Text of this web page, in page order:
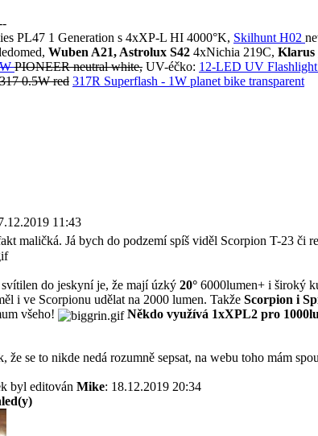
PL47 1 Generation s 4xXP-L HI 4000°K, Skilhunt H02
Wuben A21, Astrolux S42 4xNichia 219C, Klarus
PIONEER neutral white, UV-éčko: 12-LED UV
317 0.5W red 317R Superflash - 1W planet bike transparent
11:43
maličká. Já bych do podzemí spíš viděl Scorpion T-23 či
do jeskyní je, že mají úzký 20° 6000lumen+ i široký
i ve Scorpionu udělat na 2000 lumen. Takže Scorpion i
všeho!
Někdo využívá 1xXPL2 pro
že se to nikde nedá rozumně sepsat, na webu toho mám
byl editován Mike: 18.12.2019 20:34